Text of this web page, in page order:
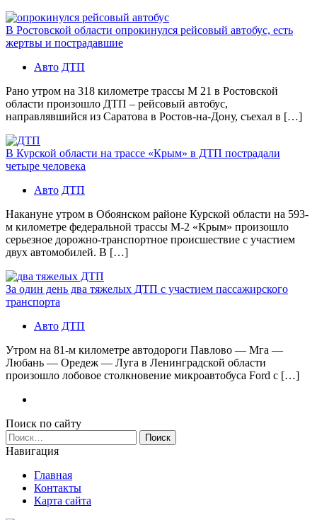
В Ростовской области опрокинулся рейсовый автобус, есть
жертвы и пострадавшие
Авто ДТП
Рано утром на 318 километре трассы М 21 в Ростовской
области произошло ДТП – рейсовый автобус,
направлявшийся из Саратова в Ростов-на-Дону, съехал в […]
В Курской области на трассе «Крым» в ДТП пострадали
четыре человека
Авто ДТП
Накануне утром в Обоянском районе Курской области на 593-
м километре федеральной трассы М-2 «Крым» произошло
серьезное дорожно-транспортное происшествие с участием
двух автомобилей. В […]
За один день два тяжелых ДТП с участием пассажирского
транспорта
Авто ДТП
Утром на 81-м километре автодороги Павлово — Мга —
Любань — Оредеж — Луга в Ленинградской области
произошло лобовое столкновение микроавтобуса Ford с […]
Поиск по сайту
Найти:
Навигация
Главная
Контакты
Карта сайта